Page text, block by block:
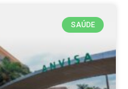
SAÚDE